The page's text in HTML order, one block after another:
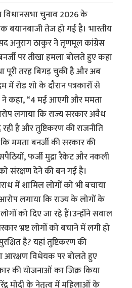
विधानसभा चुनाव 2026 के
बयानबाजी तेज हो गई है। भारतीय
अनुराग ठाकुर ने तृणमूल कांग्रेस
पर तीखा हमला बोलते हुए कहा
पूरी तरह बिगड़ चुकी है और अब
में रोड शो के दाैरान पत्रकारों से
ने कहा, “4 मई आएगी और ममता
लगाया कि राज्य सरकार अवैध
है और तुष्टिकरण की राजनीति
ममता बनर्जी की सरकार की
फर्जी मुद्रा रैकेट और नकली
संरक्षण देने की बन गई है।
में शामिल लोगों को भी बचाया
लगाया कि राज्य के लोगों के
को दिए जा रहे हैं।उन्होंने सवाल
भ्रष्ट लोगों को बचाने में लगी हो
है? यहां तुष्टिकरण की
आरक्षण विधेयक पर बोलते हुए
की योजनाओं का जिक्र किया
मोदी के नेतृत्व में महिलाओं के